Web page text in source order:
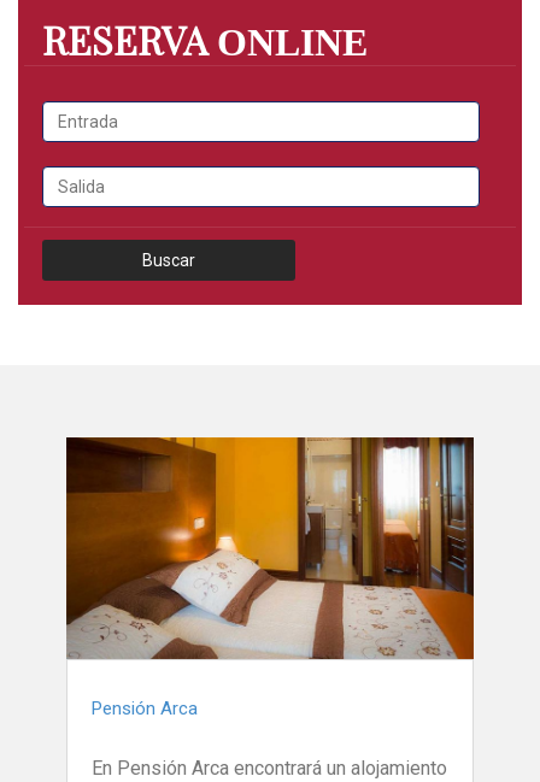
RESERVAONLINE
Buscar
Pensión Arca
En Pensión Arca encontrará un alojamiento